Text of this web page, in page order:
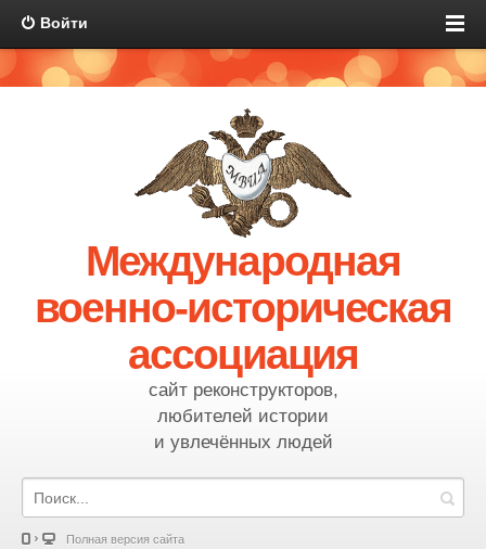
Войти
Международная
военно-историческая
ассоциация
сайт реконструкторов,
любителей истории
и увлечённых людей
Полная версия сайта